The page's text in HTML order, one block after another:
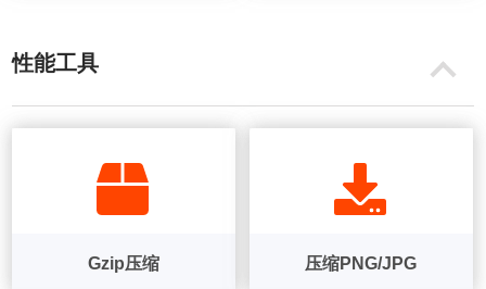
性能工具
Gzip压缩 压缩PNG/JPG